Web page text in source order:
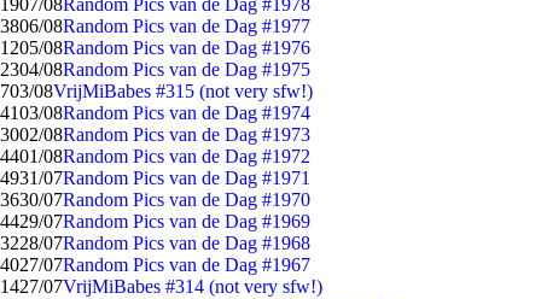
1907/08Random Pics van de Dag #1978
3806/08Random Pics van de Dag #1977
1205/08Random Pics van de Dag #1976
2304/08Random Pics van de Dag #1975
703/08VrijMiBabes #315 (not very sfw!)
4103/08Random Pics van de Dag #1974
3002/08Random Pics van de Dag #1973
4401/08Random Pics van de Dag #1972
4931/07Random Pics van de Dag #1971
3630/07Random Pics van de Dag #1970
4429/07Random Pics van de Dag #1969
3228/07Random Pics van de Dag #1968
4027/07Random Pics van de Dag #1967
1427/07VrijMiBabes #314 (not very sfw!)